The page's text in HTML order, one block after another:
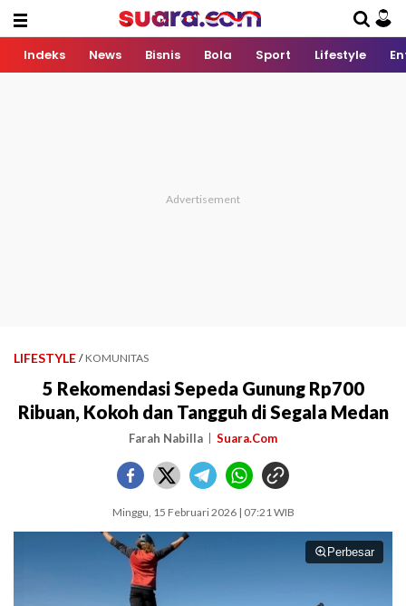
Indeks News Bisnis Bola Sport Lifestyle
LIFESTYLE / KOMUNITAS
5 Rekomendasi Sepeda Gunung Rp700
Ribuan, Kokoh dan Tangguh di Segala Medan
Farah Nabilla Suara.Com
Minggu, 15 Februari 2026 | 07:21 WIB
Perbesar